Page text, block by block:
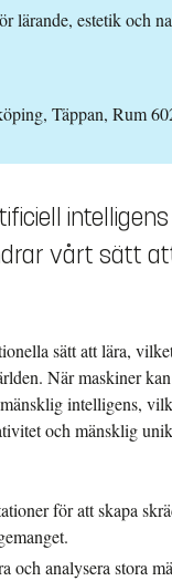
lärande, estetik och
Täppan, Rum
vårt sätt
sätt att lära,
När maskiner
intelligens,
och mänsklig
för att skapa
och analysera stora